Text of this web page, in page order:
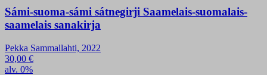
Sámi-suoma-sámi sátnegirji Saamelais-suomalais-
saamelais sanakirja
Pekka Sammallahti, 2022
30,00 €
alv. 0%